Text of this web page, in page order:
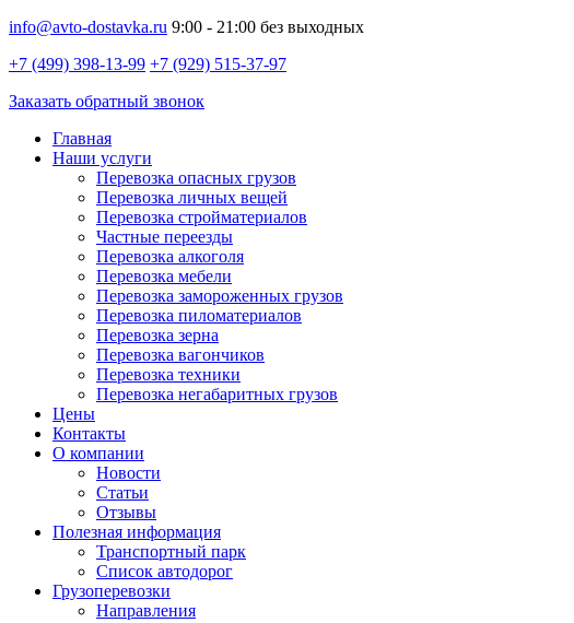
info@avto-dostavka.ru 9:00 - 21:00 без выходных
+7 (499) 398-13-99 +7 (929) 515-37-97
Заказать обратный звонок
Главная
Наши услуги
Перевозка опасных грузов
Перевозка личных вещей
Перевозка стройматериалов
Частные переезды
Перевозка алкоголя
Перевозка мебели
Перевозка замороженных грузов
Перевозка пиломатериалов
Перевозка зерна
Перевозка вагончиков
Перевозка техники
Перевозка негабаритных грузов
Цены
Контакты
О компании
Новости
Статьи
Отзывы
Полезная информация
Транспортный парк
Список автодорог
Грузоперевозки
Направления